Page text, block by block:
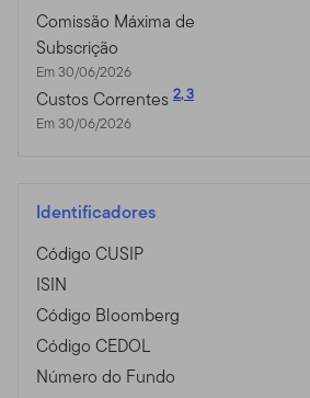
Comissão Máxima de
Subscrição
Em 30/06/2026
Custos Correntes 2,3
Em 30/06/2026
Identificadores
Código CUSIP
ISIN
Código Bloomberg
Código CEDOL
Número do Fundo